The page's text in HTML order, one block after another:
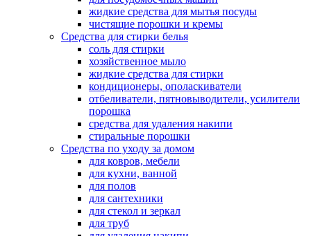
жидкие средства для мытья посуды
чистящие порошки и кремы
Средства для стирки белья
соль для стирки
хозяйственное мыло
жидкие средства для стирки
кондиционеры, ополаскиватели
отбеливатели, пятновыводители, усилители
порошка
средства для удаления накипи
стиральные порошки
Средства по уходу за домом
для ковров, мебели
для кухни, ванной
для полов
для сантехники
для стекол и зеркал
для труб